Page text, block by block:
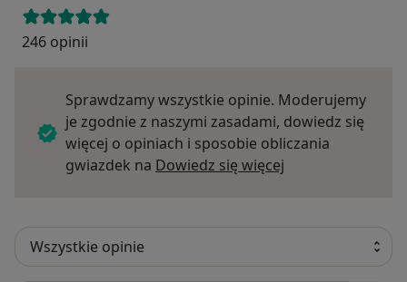
246 opinii
Sprawdzamy wszystkie opinie. Moderujemy
je zgodnie z naszymi zasadami, dowiedz się
więcej o opiniach i sposobie obliczania
gwiazdek na Dowiedz się więcej